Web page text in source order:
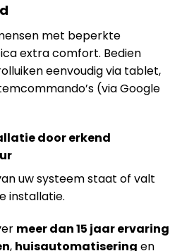
met beperkte
extra comfort. Bedien
eenvoudig via tablet,
(via Google
door erkend
uw systeem staat of valt
installatie.
meer dan 15 jaar ervaring
, huisautomatisering en